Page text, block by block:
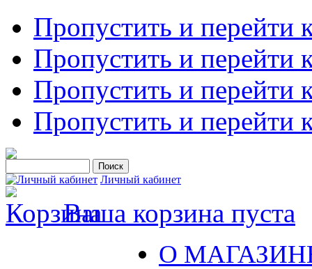
Пропустить и перейти
Пропустить и перейти
Пропустить и перейти
Пропустить и перейти
Личный кабинет
Ваша корзина пуста
О